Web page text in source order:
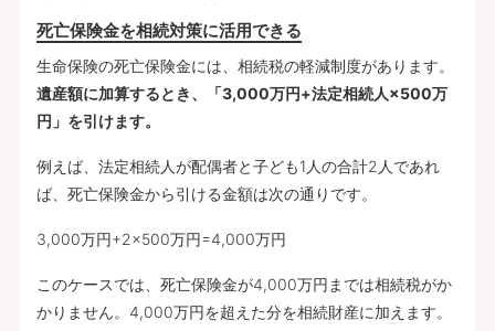
死亡保険金を相続対策に活用できる
生命保険の死亡保険金には、相続税の軽減制度があります。
遺産額に加算するとき、「3,000万円+法定相続人×500万
円」を引けます。
例えば、法定相続人が配偶者と子ども1人の合計2人であれ
ば、死亡保険金から引ける金額は次の通りです。
3,000万円+2×500万円=4,000万円
このケースでは、死亡保険金が4,000万円までは相続税がか
かりません。4,000万円を超えた分を相続財産に加えます。